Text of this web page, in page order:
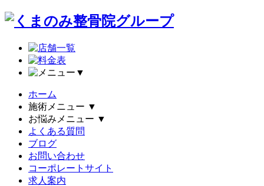
▼
ホーム
施術メニュー ▼
お悩みメニュー ▼
よくある質問
ブログ
お問い合わせ
コーポレートサイト
求人案内